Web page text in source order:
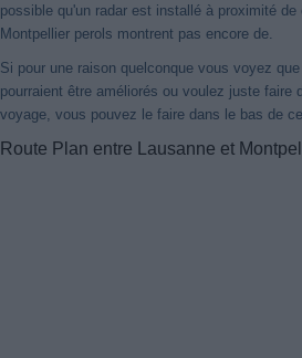
possible qu'un radar est installé à proximité
Montpellier perols montrent pas encore de.
Si pour une raison quelconque vous voyez
pourraient être améliorés ou voulez juste faire
voyage, vous pouvez le faire dans le bas de
Route Plan entre Lausanne et